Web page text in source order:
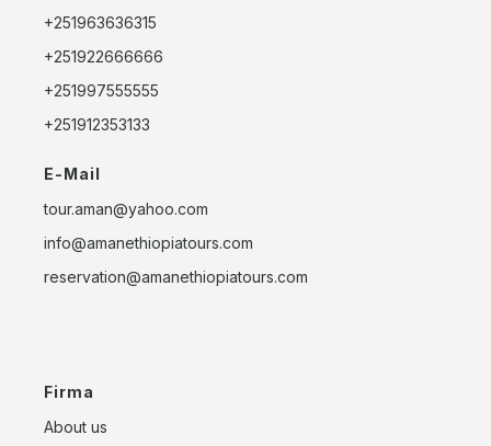
+251963636315
+251922666666
+251997555555
+251912353133
E-Mail
tour.aman@yahoo.com
info@amanethiopiatours.com
reservation@amanethiopiatours.com
Firma
About us